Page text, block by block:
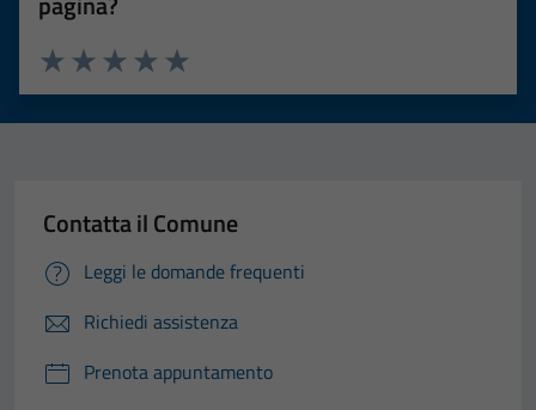
Valuta 5 stelle su 5
Valuta 4 stelle su 5
Valuta 3 stelle su 5
Valuta 2 stelle su 5
Valuta 1 stelle su 5
Contatta il Comune
Leggi le domande frequenti
Richiedi assistenza
Prenota appuntamento